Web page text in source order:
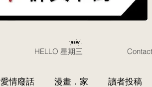
HELLO 星期三
愛情廢話 漫畫．家 讀者投稿